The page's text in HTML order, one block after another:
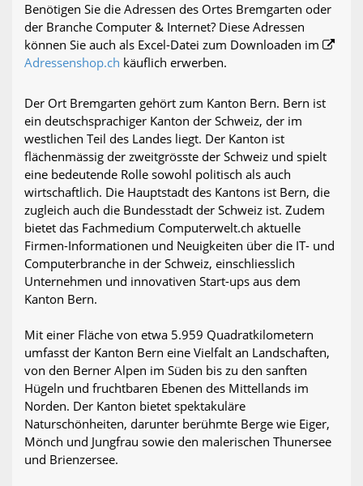
Benötigen Sie die Adressen des Ortes Bremgarten oder
der Branche Computer & Internet? Diese Adressen
können Sie auch als Excel-Datei zum Downloaden im
Adressenshop.ch käuflich erwerben.
Der Ort Bremgarten gehört zum Kanton Bern. Bern ist
ein deutschsprachiger Kanton der Schweiz, der im
westlichen Teil des Landes liegt. Der Kanton ist
flächenmässig der zweitgrösste der Schweiz und spielt
eine bedeutende Rolle sowohl politisch als auch
wirtschaftlich. Die Hauptstadt des Kantons ist Bern, die
zugleich auch die Bundesstadt der Schweiz ist. Zudem
bietet das Fachmedium Computerwelt.ch aktuelle
Firmen-Informationen und Neuigkeiten über die IT- und
Computerbranche in der Schweiz, einschliesslich
Unternehmen und innovativen Start-ups aus dem
Kanton Bern.
Mit einer Fläche von etwa 5.959 Quadratkilometern
umfasst der Kanton Bern eine Vielfalt an Landschaften,
von den Berner Alpen im Süden bis zu den sanften
Hügeln und fruchtbaren Ebenen des Mittellands im
Norden. Der Kanton bietet spektakuläre
Naturschönheiten, darunter berühmte Berge wie Eiger,
Mönch und Jungfrau sowie den malerischen Thunersee
und Brienzersee.